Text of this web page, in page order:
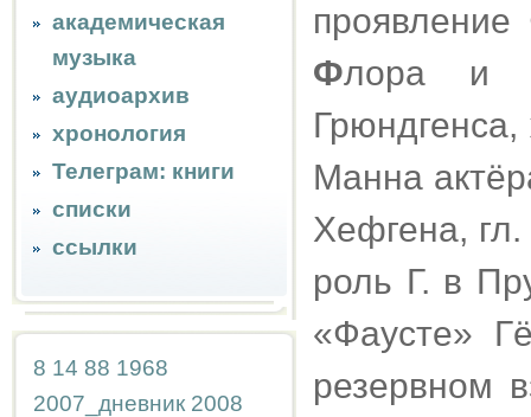
академическая
музыка
аудиоархив
хронология
Телеграм: книги
списки
ссылки
8 14 88 1968
2007_дневник 2008
Флора и
Манна
Хефгена,
роль Г. в
«Фаусте»
резервном